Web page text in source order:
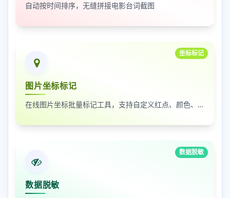
自动按时间排序，无缝拼接电影台词截图
坐标标记
图片坐标标记
在线图片坐标批量标记工具，支持自定义红点、颜色、大小及序号
数据脱敏
数据脱敏